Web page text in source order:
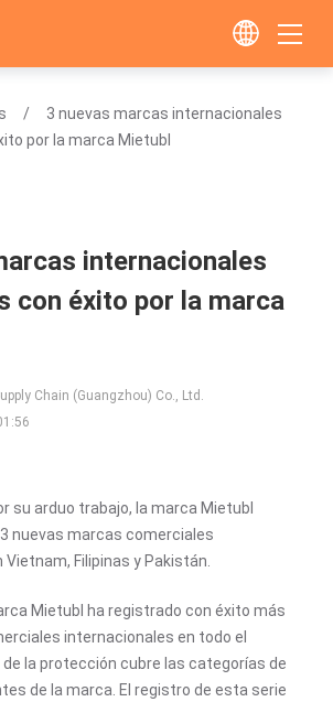
3 nuevas marcas internacionales
por la marca Mietubl
internacionales
con éxito por la marca
Chain (Guangzhou) Co., Ltd.
su arduo trabajo, la marca Mietubl
nuevas marcas comerciales
Filipinas y Pakistán.
Mietubl ha registrado con éxito más
internacionales en todo el
de la protección cubre las categorías de
de la marca. El registro de esta serie